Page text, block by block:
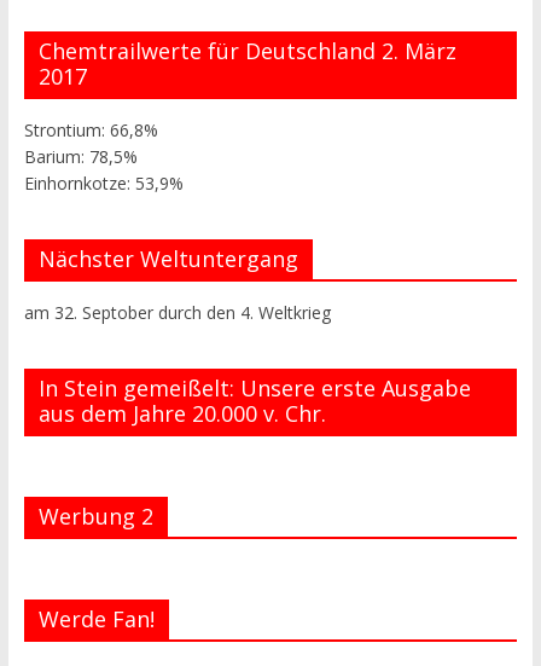
Chemtrailwerte für Deutschland 2. März
2017
Strontium: 66,8%
Barium: 78,5%
Einhornkotze: 53,9%
Nächster Weltuntergang
am 32. Septober durch den 4. Weltkrieg
In Stein gemeißelt: Unsere erste Ausgabe
aus dem Jahre 20.000 v. Chr.
Werbung 2
Werde Fan!